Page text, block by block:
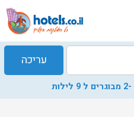
עריכה
-2 מבוגרים ל 9 לילות